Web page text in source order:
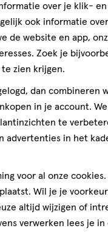
Gratis retour binnen 30
over je klik-
ook informatie
de website en app,
Zoek je
zien krijgen.
dan combineren
in je account.
te
advertenties in het
voor al onze cookies.
Wil je je
altijd wijzigen of
verwerken lees je in